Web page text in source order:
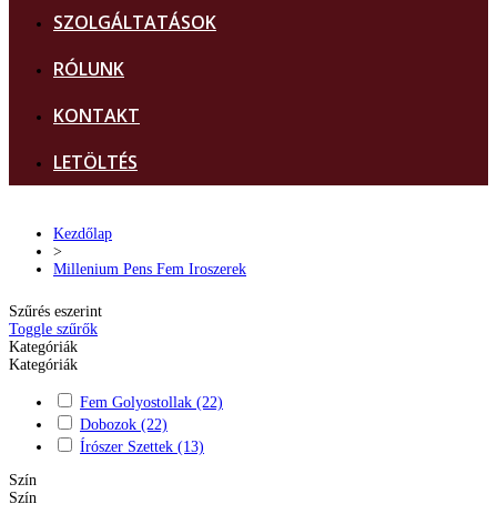
SZOLGÁLTATÁSOK
RÓLUNK
KONTAKT
LETÖLTÉS
Kezdőlap
>
Millenium Pens Fem Iroszerek
Szűrés eszerint
Toggle szűrők
Kategóriák
Kategóriák
Fem Golyostollak (22)
Dobozok (22)
Írószer Szettek (13)
Szín
Szín